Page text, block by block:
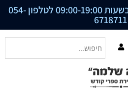
לטלפון 054-
6718711